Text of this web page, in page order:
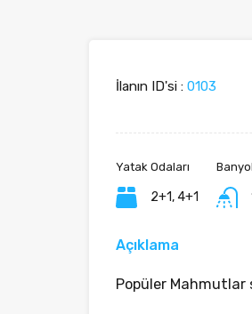
İlanın ID'si : 0103
Yatak Odaları
2+1, 4+1
Açıklama
Popüler Mahmutlar